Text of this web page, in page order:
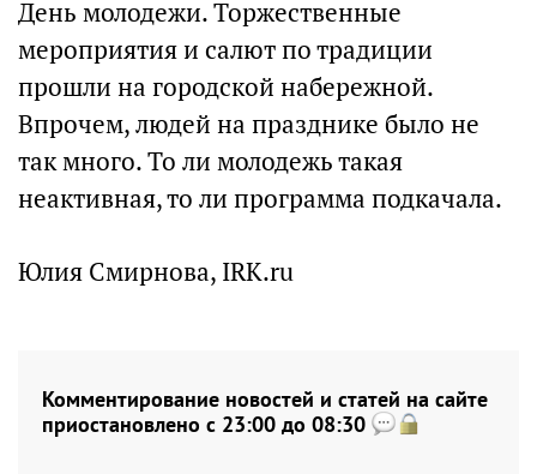
День молодежи. Торжественные
мероприятия и салют по традиции
прошли на городской набережной.
Впрочем, людей на празднике было не
так много. То ли молодежь такая
неактивная, то ли программа подкачала.
Юлия Смирнова, IRK.ru
Комментирование новостей и статей на сайте
приостановлено с 23:00 до 08:30